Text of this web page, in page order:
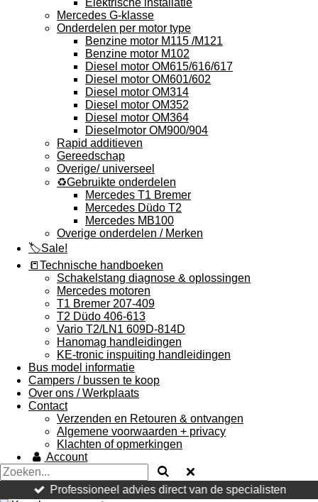
Elektrische installatie
Mercedes G-klasse
Onderdelen per motor type
Benzine motor M115 /M121
Benzine motor M102
Diesel motor OM615/616/617
Diesel motor OM601/602
Diesel motor OM314
Diesel motor OM352
Diesel motor OM364
Dieselmotor OM900/904
Rapid additieven
Gereedschap
Overige/ universeel
♻️Gebruikte onderdelen
Mercedes T1 Bremer
Mercedes Düdo T2
Mercedes MB100
Overige onderdelen / Merken
🏷️Sale!
📒Technische handboeken
Schakelstang diagnose & oplossingen
Mercedes motoren
T1 Bremer 207-409
T2 Düdo 406-613
Vario T2/LN1 609D-814D
Hanomag handleidingen
KE-tronic inspuiting handleidingen
Bus model informatie
Campers / bussen te koop
Over ons / Werkplaats
Contact
Verzenden en Retouren & ontvangen
Algemene voorwaarden + privacy
Klachten of opmerkingen
Account
Professioneel advies direct van de specialisten